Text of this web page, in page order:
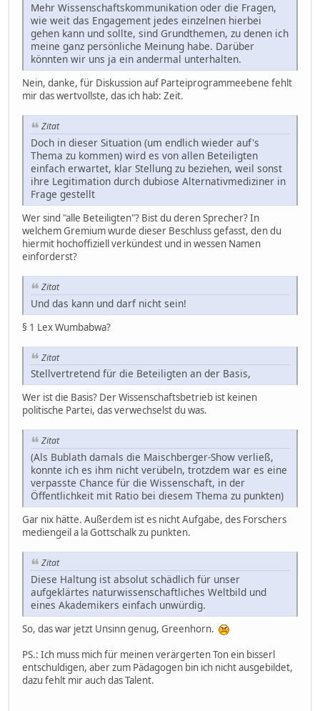
Mehr Wissenschaftskommunikation oder die Fragen,
wie weit das Engagement jedes einzelnen hierbei
gehen kann und sollte, sind Grundthemen, zu denen ich
meine ganz persönliche Meinung habe. Darüber
könnten wir uns ja ein andermal unterhalten.
Nein, danke, für Diskussion auf Parteiprogrammeebene fehlt
mir das wertvollste, das ich hab: Zeit.
Zitat
Doch in dieser Situation (um endlich wieder auf's
Thema zu kommen) wird es von allen Beteiligten
einfach erwartet, klar Stellung zu beziehen, weil sonst
ihre Legitimation durch dubiose Alternativmediziner in
Frage gestellt
Wer sind "alle Beteiligten"? Bist du deren Sprecher? In
welchem Gremium wurde dieser Beschluss gefasst, den du
hiermit hochoffiziell verkündest und in wessen Namen
einforderst?
Zitat
Und das kann und darf nicht sein!
§ 1 Lex Wumbabwa?
Zitat
Stellvertretend für die Beteiligten an der Basis,
Wer ist die Basis? Der Wissenschaftsbetrieb ist keinen
politische Partei, das verwechselst du was.
Zitat
(Als Bublath damals die Maischberger-Show verließ,
konnte ich es ihm nicht verübeln, trotzdem war es eine
verpasste Chance für die Wissenschaft, in der
Öffentlichkeit mit Ratio bei diesem Thema zu punkten)
Gar nix hätte. Außerdem ist es nicht Aufgabe, des Forschers
mediengeil a la Gottschalk zu punkten.
Zitat
Diese Haltung ist absolut schädlich für unser
aufgeklärtes naturwissenschaftliches Weltbild und
eines Akademikers einfach unwürdig.
So, das war jetzt Unsinn genug, Greenhorn.
PS.: Ich muss mich für meinen verärgerten Ton ein bisserl
entschuldigen, aber zum Pädagogen bin ich nicht ausgebildet,
dazu fehlt mir auch das Talent.